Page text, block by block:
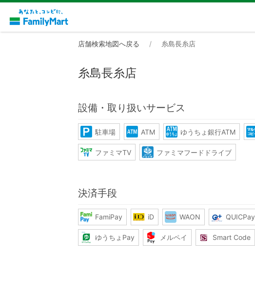
店舗検索地図へ戻る 糸島長糸店
糸島長糸店
設備・取り扱いサービス
駐車場 ATM ゆうちょ銀行ATM
ファミマTV ファミマフードドライブ
決済手段
FamiPay iD WAON QUICPay
ゆうちょPay メルペイ Smart Code